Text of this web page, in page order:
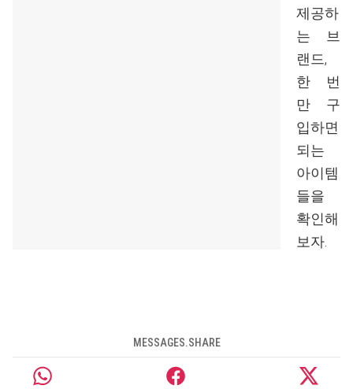
제공하
는 브
랜드,
한 번
만 구
입하면
되는
아이템
들을
확인해
보자.
MESSAGES.SHARE